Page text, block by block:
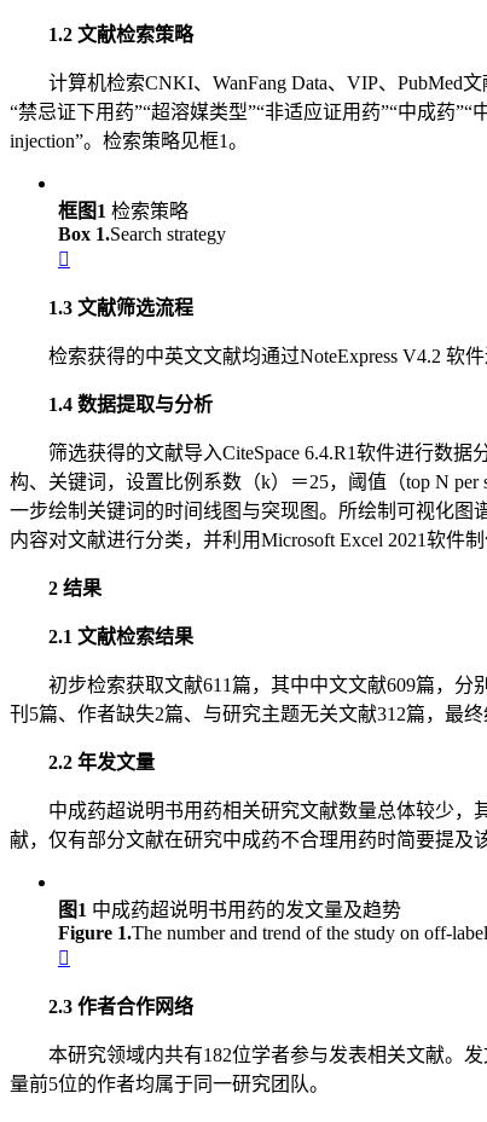
1.2 文献检索策略
计算机检索CNKI、WanFang Data、VIP、PubMed
“禁忌证下用药”“超溶媒类型”“非适应证用药”“中成药”“中
injection”。检索策略见框1。
框图1 检索策略
Box 1.Search strategy

1.3 文献筛选流程
检索获得的中英文文献均通过NoteExpress V4.2 软
1.4 数据提取与分析
筛选获得的文献导入CiteSpace 6.4.R1软件进行数据
构、关键词，设置比例系数（k）＝25，阈值（top N
一步绘制关键词的时间线图与突现图。所绘制可视化
内容对文献进行分类，并利用Microsoft Excel 2021软件
2 结果
2.1 文献检索结果
初步检索获取文献611篇，其中中文文献609篇，分
刊5篇、作者缺失2篇、与研究主题无关文献312篇，最终
2.2 年发文量
中成药超说明书用药相关研究文献数量总体较少，
献，仅有部分文献在研究中成药不合理用药时简要提及
图1 中成药超说明书用药的发文量及趋势
Figure 1.The number and trend of the study on off-

2.3 作者合作网络
本研究领域内共有182位学者参与发表相关文献。
量前5位的作者均属于同一研究团队。